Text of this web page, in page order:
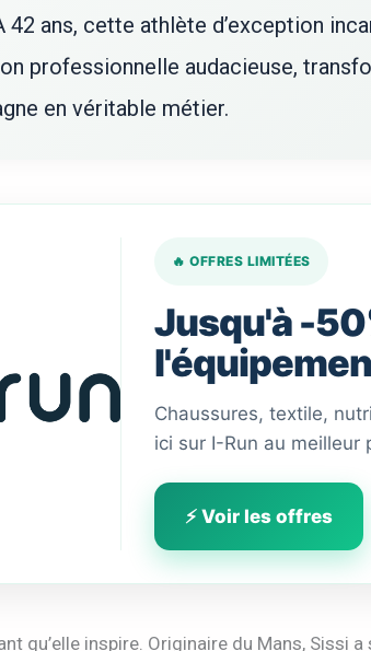
42 ans, cette athlète d’exception
professionnelle audacieuse,
en véritable métier.
🔥 OFFRES LIMITÉES
Jusqu'à -
Chaussures, textile,
ici sur I-Run au meilleur
⚡ Voir les offres
qu’elle inspire. Originaire du Mans, Sissi